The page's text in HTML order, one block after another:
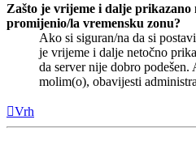
Zašto je vrijeme i dalje prikazano
promijenio/la vremensku zonu?
Ako si siguran/na da si
je vrijeme i dalje netočno
da server nije dobro
molim(o), obavijesti
Vrh